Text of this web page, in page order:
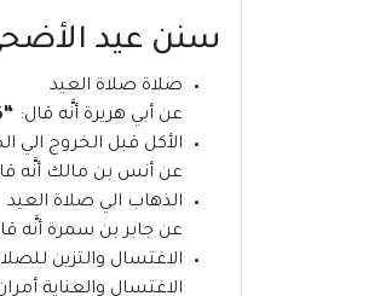
سنن عيد
صلاة صلاة العيد
عن أبي هريرة أنَّه قال: “
الأكل قبل الخروج الي
عن أنس بن مالك أنَّه
الذهاب الي صلاة العيد
عن جابر بن سمرة أنَّه
الاغتسال والتزين
الاغتسال والعناية